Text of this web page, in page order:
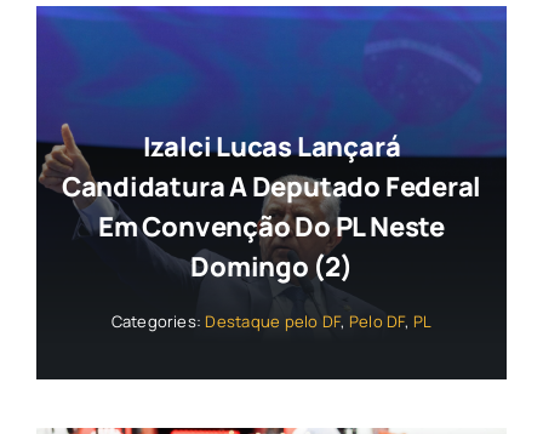
Izalci Lucas Lançará
Candidatura A Deputado Federal
Em Convenção Do PL Neste
Domingo (2)
Categories: Destaque pelo DF, Pelo DF, PL